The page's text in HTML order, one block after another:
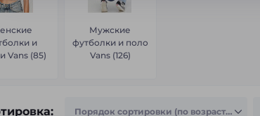
и
Vans (85)
Мужские
футболки и поло
Vans (126)